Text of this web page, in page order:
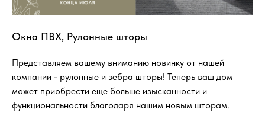
Окна ПВХ, Рулонные шторы
Представляем вашему вниманию новинку от нашей
компании - рулонные и зебра шторы! Теперь ваш дом
может приобрести еще больше изысканности и
функциональности благодаря нашим новым шторам.